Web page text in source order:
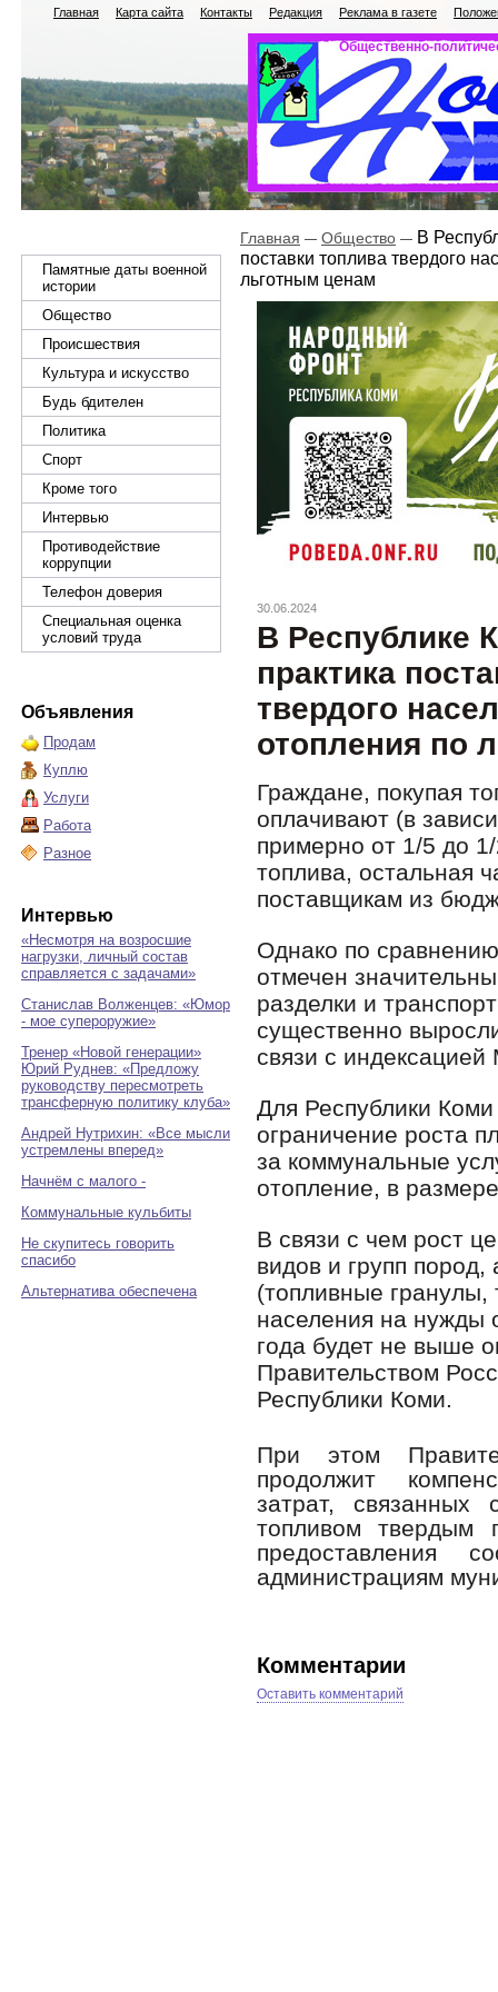
Главная Карта сайта Контакты Редакция Реклама в газете
Общественно-
Памятные даты военной
истории
Общество
Происшествия
Культура и искусство
Будь бдителен
Политика
Спорт
Кроме того
Интервью
Противодействие
коррупции
Телефон доверия
Специальная оценка
условий труда
Объявления
Продам
Куплю
Услуги
Работа
Разное
Интервью
«Несмотря на возросшие
нагрузки, личный состав
справляется с задачами»
Станислав Волженцев: «Юмор
- мое супероружие»
Тренер «Новой генерации»
Юрий Руднев: «Предложу
руководству пересмотреть
трансферную политику клуба»
Андрей Нутрихин: «Все мысли
устремлены вперед»
Начнём с малого -
Коммунальные кульбиты
Не скупитесь говорить
спасибо
Альтернатива обеспечена
Главная Общество
В
поставки топлива твердого
льготным ценам
30.06.2024
В Республике
практика
твердого
отопления по
Граждане, покупая
оплачивают (в
примерно от 1/5 до
топлива, остальная
поставщикам из
Однако по
отмечен
разделки и
существенно
связи с
Для Республики
ограничение роста
за коммунальные
отопление, в
В связи с чем рост
видов и групп
(топливные гранулы,
населения на нужды
года будет не выше
Правительством
Республики Коми.
При этом
продолжит
затрат, связанных
топливом твердым
предоставления
администрациям
Комментарии
Оставить комментарий